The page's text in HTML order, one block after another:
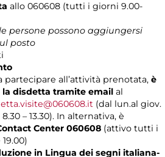
allo 060608 (tutti i giorni 9.00-
persone possono aggiungersi
posto
partecipare all’attività prenotata, è
la disdetta tramite email al
(dal lun.al giov.
– 13.30). In alternativa, è
Center 060608 (attivo tutti i
in Lingua dei segni italiana-